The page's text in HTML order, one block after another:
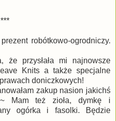
***
robótkowo-ogrodniczy.
że przysłała mi najnowsze
Knits a także specjalne
doniczkowych!
zakup nasion jakichś
Mam też zioła, dymkę i
ogórka i fasolki. Będzie